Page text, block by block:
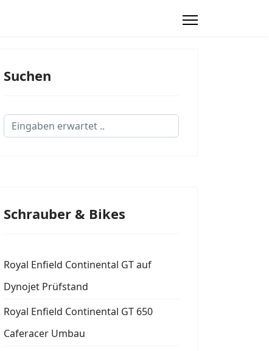
Suchen
Suchen...
Schrauber & Bikes
Royal Enfield Continental GT auf
Dynojet Prüfstand
Royal Enfield Continental GT 650
Caferacer Umbau